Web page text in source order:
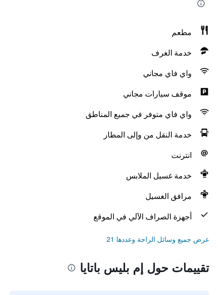
مطعم
خدمة الغرف
واي فاي مجاني
موقف سيارات مجاني
واي فاي متوفر في جميع المناطق
خدمة النقل من وإلى المطار
انترنت
خدمة غسيل الملابس
مرافق الغسيل
أجهزة الصراف الآلي في الموقع
عرض جميع وسائل الراحة وعددها 21
تقييمات حول إم بليس باتايا